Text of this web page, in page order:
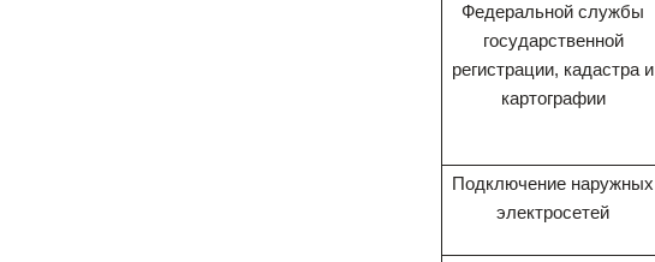
Федеральной службы
государственной
регистрации, кадастра и
картографии
Подключение наружных
электросетей